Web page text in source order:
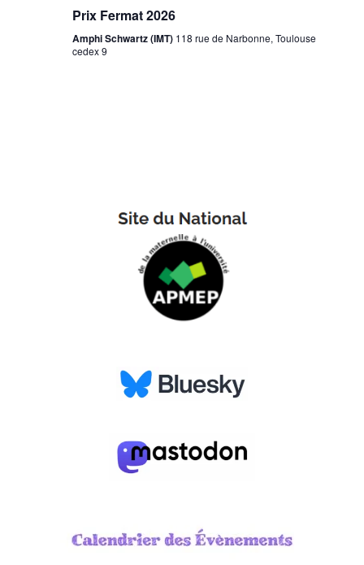
Prix Fermat 2026
Amphi Schwartz (IMT) 118 rue de Narbonne, Toulouse
cedex 9